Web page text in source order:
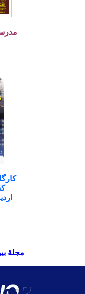
مجلۀ